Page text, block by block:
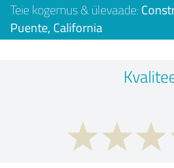
Teie kogemus & ülevaade:
Puente, California